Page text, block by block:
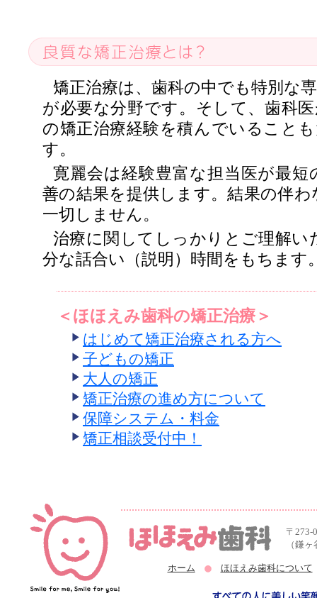
矯正治療は、歯科の中でも特別な
が必要な分野です。そして、歯科
の矯正治療経験を積んでいること
す。
寛麗会は経験豊富な担当医が最短
善の結果を提供します。結果の伴
一切しません。
治療に関してしっかりとご理解い
分な話合い（説明）時間をもちます
＜ほほえみ歯科の矯正治療＞
はじめて矯正治療される方へ
子どもの矯正
大人の矯正
矯正治療の進め方について
保障システム・料金
矯正相談受付中！
〒273-
（鎌
ホーム ほほえみ歯科について